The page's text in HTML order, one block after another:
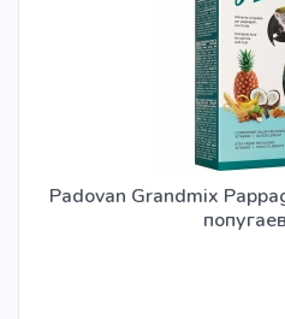
Padovan Grandmix